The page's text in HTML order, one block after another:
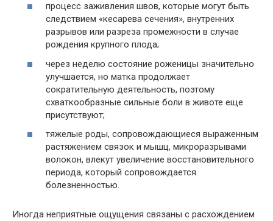
процесс заживления швов, которые могут быть
следствием «кесарева сечения», внутренних
разрывов или разреза промежности в случае
рождения крупного плода;
через неделю состояние роженицы значительно
улучшается, но матка продолжает
сократительную деятельность, поэтому
схваткообразные сильные боли в животе еще
присутствуют;
тяжелые роды, сопровождающиеся выраженным
растяжением связок и мышц, микроразрывами
волокон, влекут увеличение восстановительного
периода, который сопровождается
болезненностью.
Иногда неприятные ощущения связаны с расхождением